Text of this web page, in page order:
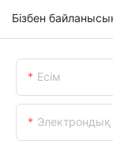
Бізбен
Есім